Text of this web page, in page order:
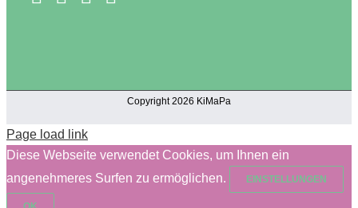
Copyright 2026 KiMaPa
Page load link
Diese Webseite verwendet Cookies, um Ihnen ein
angenehmeres Surfen zu ermöglichen.
EINSTELLUNGEN